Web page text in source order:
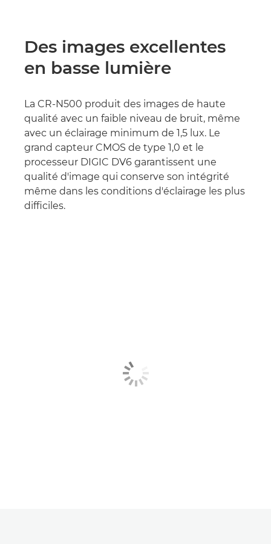
Des images excellentes
en basse lumière
La CR-N500 produit des images de haute
qualité avec un faible niveau de bruit, même
avec un éclairage minimum de 1,5 lux. Le
grand capteur CMOS de type 1,0 et le
processeur DIGIC DV6 garantissent une
qualité d'image qui conserve son intégrité
même dans les conditions d'éclairage les plus
difficiles.